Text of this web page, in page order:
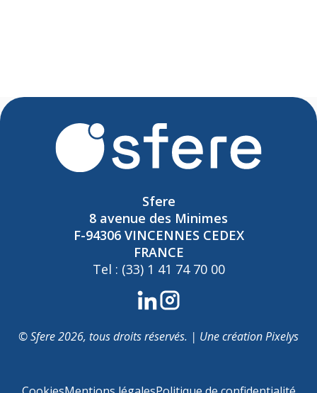
Sfere
8 avenue des Minimes
F-94306 VINCENNES CEDEX
FRANCE
Tel : (33) 1 41 74 70 00
© Sfere 2026, tous droits réservés. | Une créationPixelys